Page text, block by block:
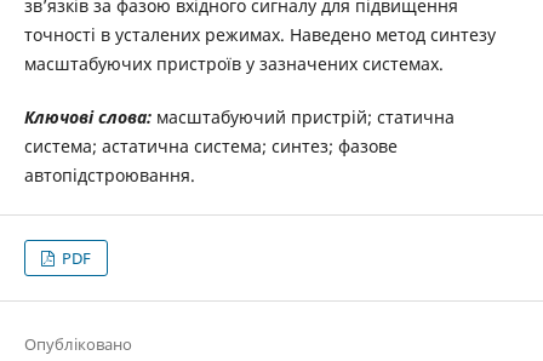
зв’язків за фазою вхідного сигналу для підвищення
точності в усталених режимах. Наведено метод синтезу
масштабуючих пристроїв у зазначених системах.
Ключові слова:масштабуючий пристрій; статична
система; астатична система; синтез; фазове
автопідстроювання.
PDF
Опубліковано